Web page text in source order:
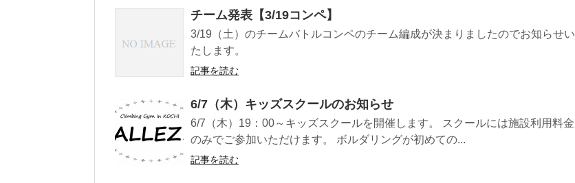
チーム発表【3/19コンペ】
3/19（土）のチームバトルコンペのチーム編成が決まりましたのでお知らせい
たします。
記事を読む
6/7（木）キッズスクールのお知らせ
6/7（木）19：00～キッズスクールを開催します。 スクールには施設利用料金
のみでご参加いただけます。 ボルダリングが初めての...
記事を読む